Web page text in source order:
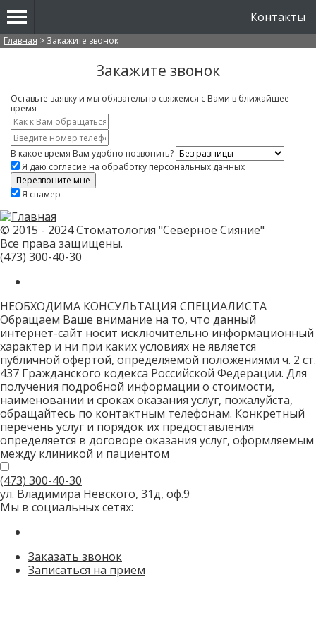
Контакты
Вы здесь
Главная > Закажите звонок
Закажите звонок
Оставьте заявку и мы обязательно свяжемся с Вами в ближайшее
время
Имя
*
Контактный
телефон
*
В какое время Вам удобно позвонить?
Я даю согласие на обработку персональных данных
Скажите,
не
заполняйте
это
поле.
CAPTCHA
только
роботов!
Я спамер
© 2015 - 2024 Стоматология "Северное Сияние"
Все права защищены.
(473) 300-40-30
НЕОБХОДИМА КОНСУЛЬТАЦИЯ СПЕЦИАЛИСТА
Обращаем Ваше внимание на то, что данный
интернет-сайт носит исключительно информационный
характер и ни при каких условиях не является
публичной офертой, определяемой положениями ч. 2 ст.
437 Гражданского кодекса Российской Федерации. Для
получения подробной информации о стоимости,
наименовании и сроках оказания услуг, пожалуйста,
обращайтесь по контактным телефонам. Конкретный
перечень услуг и порядок их предоставления
определяется в договоре оказания услуг, оформляемым
между клиникой и пациентом
(473) 300-40-30
ул. Владимира Невского, 31д, оф.9
Мы в социальных сетях:
Заказать звонок
Записаться на прием